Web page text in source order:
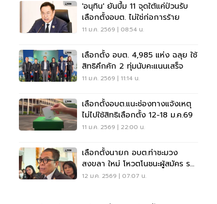
'อนุทิน' ยันบึ้ม 11 จุดใต้แค่ป่วนรับ
เลือกตั้งอบต. ไม่ใช่ก่อการร้าย
11 ม.ค. 2569 | 08:54 น.
เลือกตั้ง อบต. 4,985 แห่ง ฉลุย ใช้
สิทธิคึกคัก 2 ทุ่มนับคะแนนเสร็จ
11 ม.ค. 2569 | 11:14 น.
เลือกตั้งอบต.แนะช่องทางแจ้งเหตุ
ไม่ไปใช้สิทธิเลือกตั้ง 12-18 ม.ค.69
11 ม.ค. 2569 | 22:00 น.
เลือกตั้งนายก อบต.ท่าชะมวง
สงขลา ใหม่ โหวตโนชนะผู้สมัคร รอ
เคาะวัน
12 ม.ค. 2569 | 07:07 น.